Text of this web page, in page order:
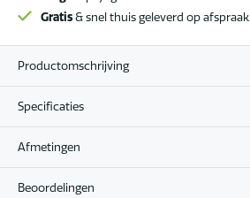
Gratis& snel thuis geleverd op afspraak
Productomschrijving
Specificaties
Afmetingen
Beoordelingen